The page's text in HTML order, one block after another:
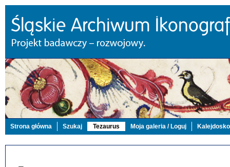
Strona główna Szukaj Tezaurus Moja galeria / Loguj